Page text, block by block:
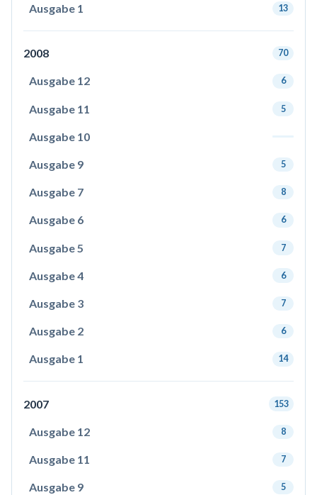
Ausgabe 1 13
2008 70
Ausgabe 12 6
Ausgabe 11 5
Ausgabe 10
Ausgabe 9 5
Ausgabe 7 8
Ausgabe 6 6
Ausgabe 5 7
Ausgabe 4 6
Ausgabe 3 7
Ausgabe 2 6
Ausgabe 1 14
2007 153
Ausgabe 12 8
Ausgabe 11 7
Ausgabe 9 5